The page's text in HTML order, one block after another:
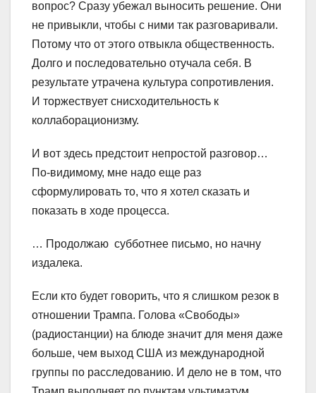
вопрос? Сразу убежал выносить решение. Они
не привыкли, чтобы с ними так разговаривали.
Потому что от этого отвыкла общественность.
Долго и последовательно отучала себя. В
результате утрачена культура сопротивления.
И торжествует снисходительность к
коллаборационизму.
И вот здесь предстоит непростой разговор…
По-видимому, мне надо еще раз
сформулировать то, что я хотел сказать и
показать в ходе процесса.
… Продолжаю субботнее письмо, но начну
издалека.
Если кто будет говорить, что я слишком резок в
отношении Трампа. Голова «Свободы»
(радиостанции) на блюде значит для меня даже
больше, чем выход США из международной
группы по расследованию. И дело не в том, что